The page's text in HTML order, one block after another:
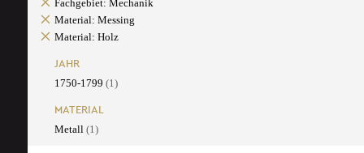
Fachgebiet: Mechanik
Material: Messing
Material: Holz
JAHR
1750-1799 (1)
MATERIAL
Metall (1)